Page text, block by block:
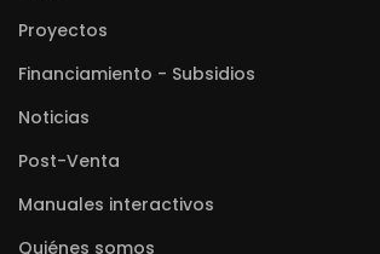
Proyectos
Financiamiento - Subsidios
Noticias
Post-Venta
Manuales interactivos
Quiénes somos